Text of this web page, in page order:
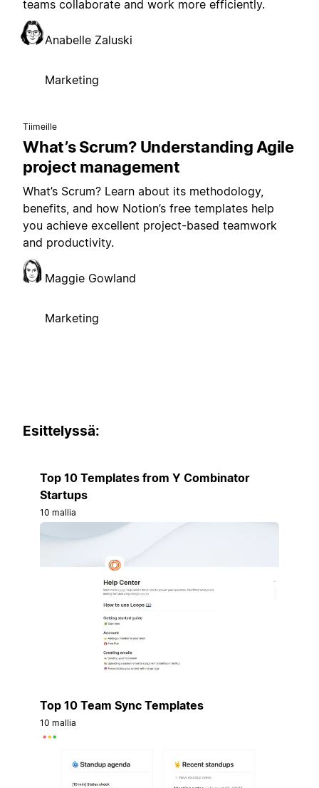
teams collaborate and work more efficiently.
Anabelle Zaluski
Marketing
Tiimeille
What’s Scrum? Understanding Agile
project management
What’s Scrum? Learn about its methodology,
benefits, and how Notion’s free templates help
you achieve excellent project-based teamwork
and productivity.
Maggie Gowland
Marketing
Esittelyssä:
Top 10 Templates from Y Combinator
Startups
10 mallia
Top 10 Team Sync Templates
10 mallia